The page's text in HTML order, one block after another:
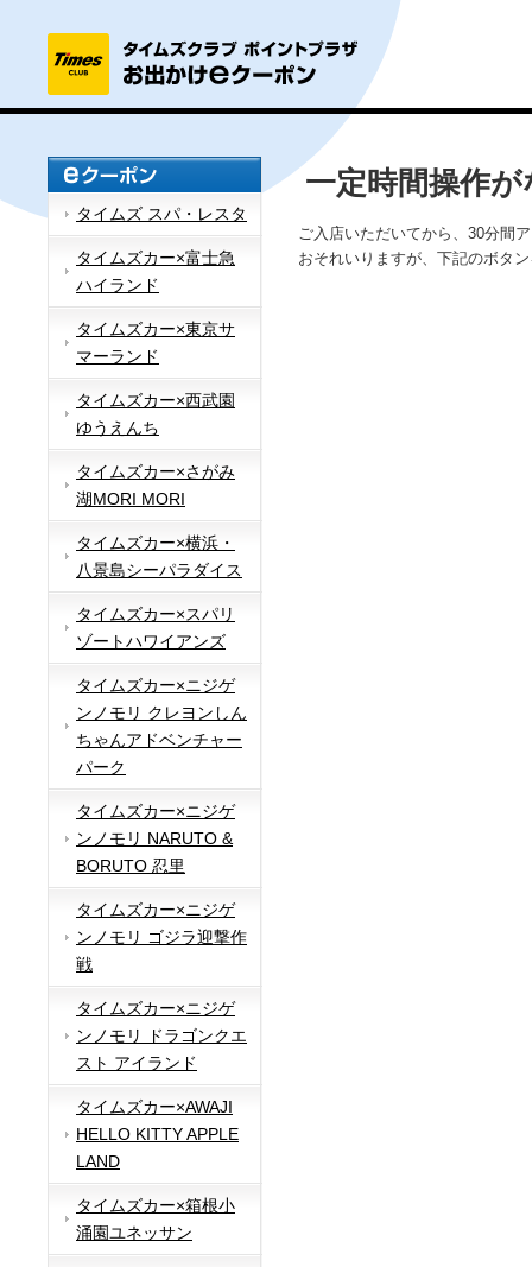
タイムズ スパ・レスタ
タイムズカー×富士急
ハイランド
タイムズカー×東京サ
マーランド
タイムズカー×西武園
ゆうえんち
タイムズカー×さがみ
湖MORI MORI
タイムズカー×横浜・
八景島シーパラダイス
タイムズカー×スパリ
ゾートハワイアンズ
タイムズカー×ニジゲ
ンノモリ クレヨンしん
ちゃんアドベンチャー
パーク
タイムズカー×ニジゲ
ンノモリ NARUTO &
BORUTO 忍里
タイムズカー×ニジゲ
ンノモリ ゴジラ迎撃作
戦
タイムズカー×ニジゲ
ンノモリ ドラゴンクエ
スト アイランド
タイムズカー×AWAJI
HELLO KITTY APPLE
LAND
タイムズカー×箱根小
涌園ユネッサン
一定時間操作
ご入店いただいてから、30分間
おそれいりますが、下記のボタ